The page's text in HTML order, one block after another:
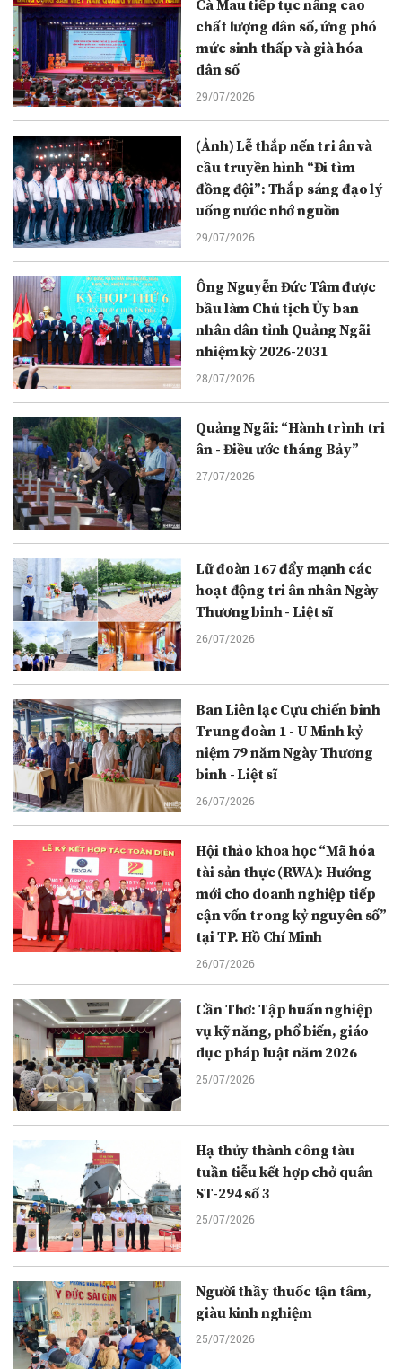
Cà Mau tiếp tục nâng cao
chất lượng dân số, ứng phó
mức sinh thấp và già hóa
dân số
29/07/2026
(Ảnh) Lễ thắp nến tri ân và
cầu truyền hình “Đi tìm
đồng đội”: Thắp sáng đạo lý
uống nước nhớ nguồn
29/07/2026
Ông Nguyễn Đức Tâm được
bầu làm Chủ tịch Ủy ban
nhân dân tỉnh Quảng Ngãi
nhiệm kỳ 2026-2031
28/07/2026
Quảng Ngãi: “Hành trình tri
ân - Điều ước tháng Bảy”
27/07/2026
Lữ đoàn 167 đẩy mạnh các
hoạt động tri ân nhân Ngày
Thương binh - Liệt sĩ
26/07/2026
Ban Liên lạc Cựu chiến binh
Trung đoàn 1 - U Minh kỷ
niệm 79 năm Ngày Thương
binh - Liệt sĩ
26/07/2026
Hội thảo khoa học “Mã hóa
tài sản thực (RWA): Hướng
mới cho doanh nghiệp tiếp
cận vốn trong kỷ nguyên số”
tại TP. Hồ Chí Minh
26/07/2026
Cần Thơ: Tập huấn nghiệp
vụ kỹ năng, phổ biến, giáo
dục pháp luật năm 2026
25/07/2026
Hạ thủy thành công tàu
tuần tiễu kết hợp chở quân
ST-294 số 3
25/07/2026
Người thầy thuốc tận tâm,
giàu kinh nghiệm
25/07/2026